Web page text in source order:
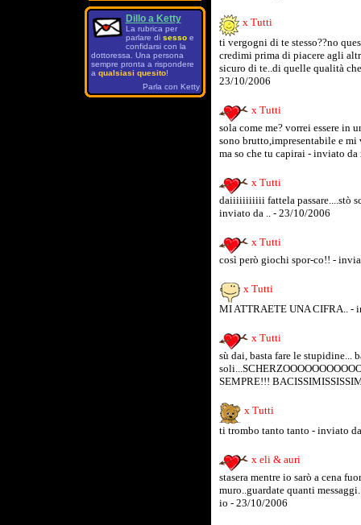
Dillo a Ketty
La rubrica per
parlare di sessoe
confidarsi con la
dottoressa. Una persona
sempre pronta a rispondere
a qualsiasi quesito!
Parla con Ketty
x Tutti
ti vergogni di te stesso??no
credimi prima di piacere agli
sicuro di te..di quelle qualità
23/10/2006
x Tutti
sola come me? vorrei essere in
sono brutto,impresentabile e
ma so che tu capirai - inviato
x Tutti
daiiiiiiiiiii fattela passare....stò
inviato da .. - 23/10/2006
x Tutti
così però giochi spor-co!! -
x Tutti
MI ATTRAETE UNA CIFRA.. -
x Tutti
sù dai, basta fare le stupidine...
SEMPRE!!!
x Tutti
ti trombo tanto tanto - inviato
x eli & auri
stasera mentre io sarò a cena
muro..guardate quanti
io - 23/10/2006